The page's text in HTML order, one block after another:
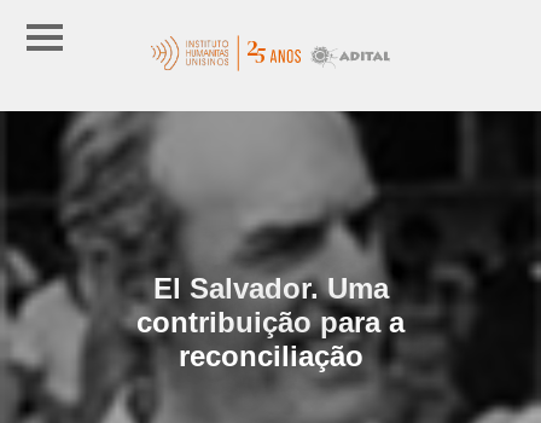
El Salvador. Uma
contribuição para a
reconciliação